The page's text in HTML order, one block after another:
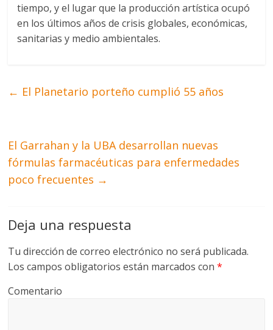
tiempo, y el lugar que la producción artística ocupó
en los últimos años de crisis globales, económicas,
sanitarias y medio ambientales.
← El Planetario porteño cumplió 55 años
El Garrahan y la UBA desarrollan nuevas
fórmulas farmacéuticas para enfermedades
poco frecuentes →
Deja una respuesta
Tu dirección de correo electrónico no será publicada.
Los campos obligatorios están marcados con*
Comentario